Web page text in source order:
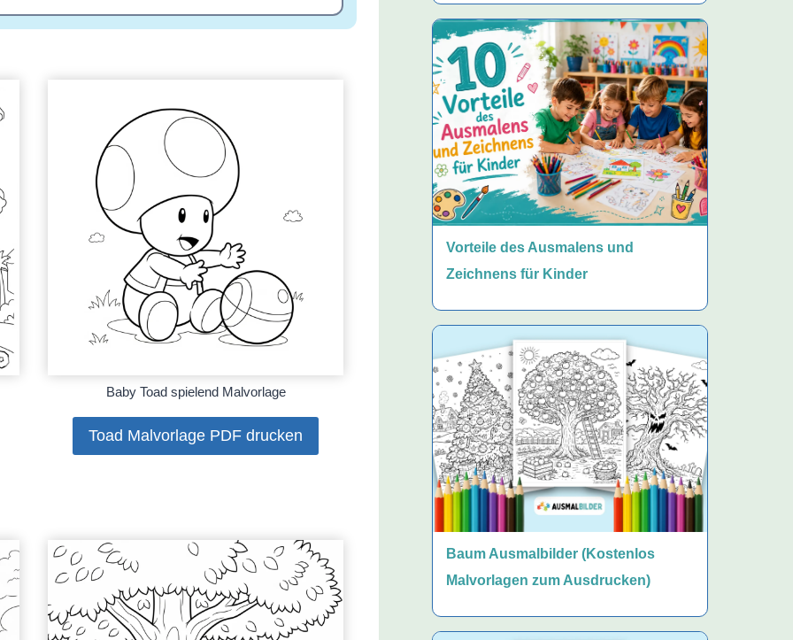
Baby Toad spielend Malvorlage
Toad Malvorlage PDF drucken
Vorteile des Ausmalens und
Zeichnens für Kinder
Baum Ausmalbilder (Kostenlos
Malvorlagen zum Ausdrucken)